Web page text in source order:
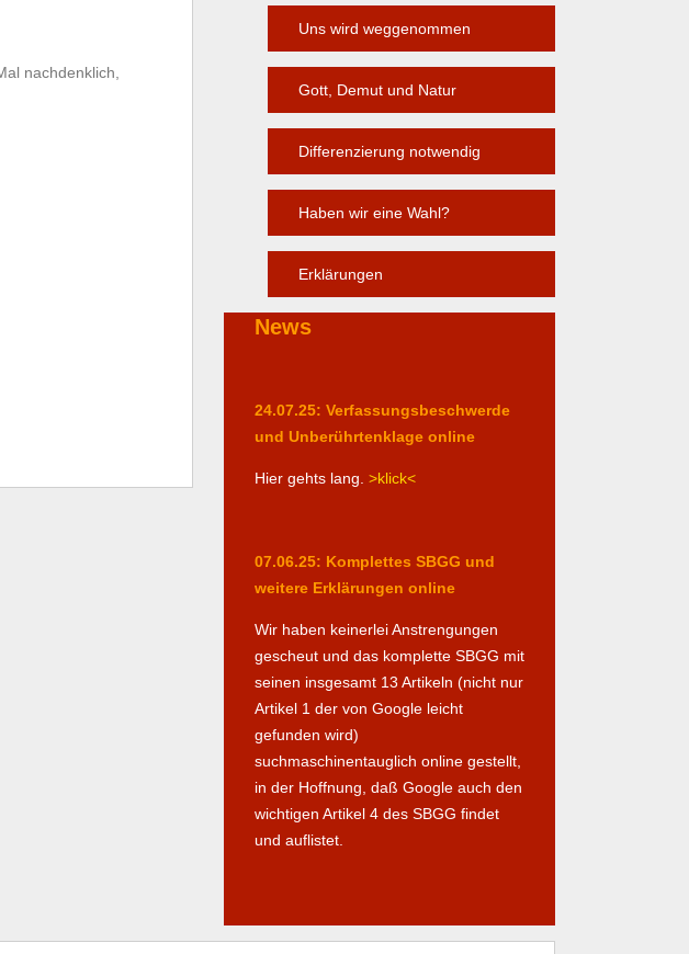
nachdenklich,
Uns wird weggenommen
Gott, Demut und Natur
Differenzierung notwendig
Haben wir eine Wahl?
Erklärungen
News
24.07.25: Verfassungsbeschwerde
und Unberührtenklage online
Hier gehts lang. >klick<
07.06.25: Komplettes SBGG und
weitere Erklärungen online
Wir haben keinerlei Anstrengungen
gescheut und das komplette SBGG mit
seinen insgesamt 13 Artikeln (nicht nur
Artikel 1 der von Google leicht
gefunden wird)
suchmaschinentauglich online gestellt,
in der Hoffnung, daß Google auch den
wichtigen Artikel 4 des SBGG findet
und auflistet.